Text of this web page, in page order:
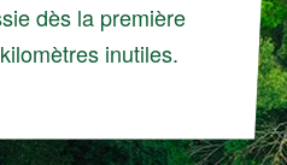
dès la première
inutiles.